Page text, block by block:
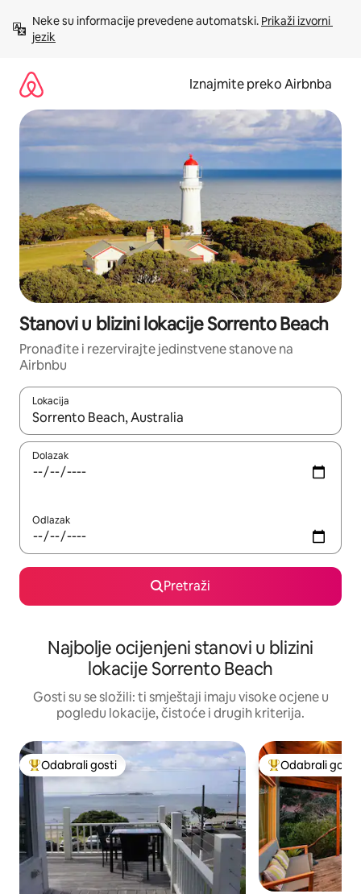
sadržaj
Neke su informacije prevedene automatski. Prikaži izvorni
jezik
Iznajmite preko Airbnba
Stanovi u blizini lokacije Sorrento Beach
Pronađite i rezervirajte jedinstvene stanove na
Airbnbu
Lokacija
Kada budu dostupni rezultati, moći ćete ih pregledati
Dolazak
Odlazak
Pretraži
Najbolje ocijenjeni stanovi u blizini
lokacije Sorrento Beach
Gosti su se složili: ti smještaji imaju visoke ocjene u
pogledu lokacije, čistoće i drugih kriterija.
Među najviše rangiranima s oznakom „Odabrali gosti”
Odabrali gosti Među najviše
Odabrali gosti